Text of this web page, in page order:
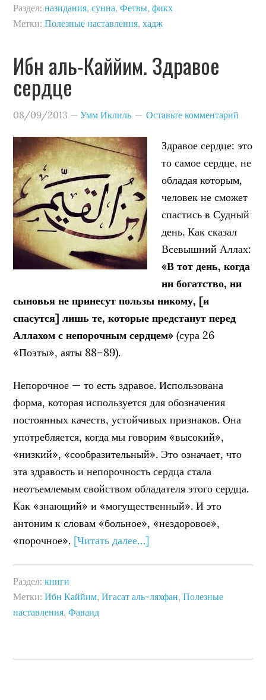
Раздел:назидания,сунна,Фетвы,фикх
Метки:Полезные наставления,хадж
Ибн аль-Каййим. Здравое
сердце
08/09/2013 —Умм Иклиль Оставьте комментарий
Здравое сердце: это
то самое сердце, не
обладая которым,
человек не сможет
спастись в Судный
день. Как сказал
Всевышний Аллах:
«В тот день, когда
ни богатство, ни
сыновья не принесут пользы никому, [и
спасутся] лишь те, которые предстанут перед
Аллахом с непорочным сердцем» (сура 26
«Поэты», аяты 88–89).
Непорочное — то есть здравое. Использована
форма, которая используется для обозначения
постоянных качеств, устойчивых признаков. Она
употребляется, когда мы говорим «высокий»,
«низкий», «сообразительный». Это означает, что
эта здравость и непорочность сердца стала
неотъемлемым свойством обладателя этого сердца.
Как «знающий» и «могущественный». И это
антоним к словам «больное», «нездоровое»,
«порочное». [Читать далее…]
Раздел:книги
Метки:Ибн Каййим,Игасат аль-ляхфан,Полезные
наставления,Фаваид